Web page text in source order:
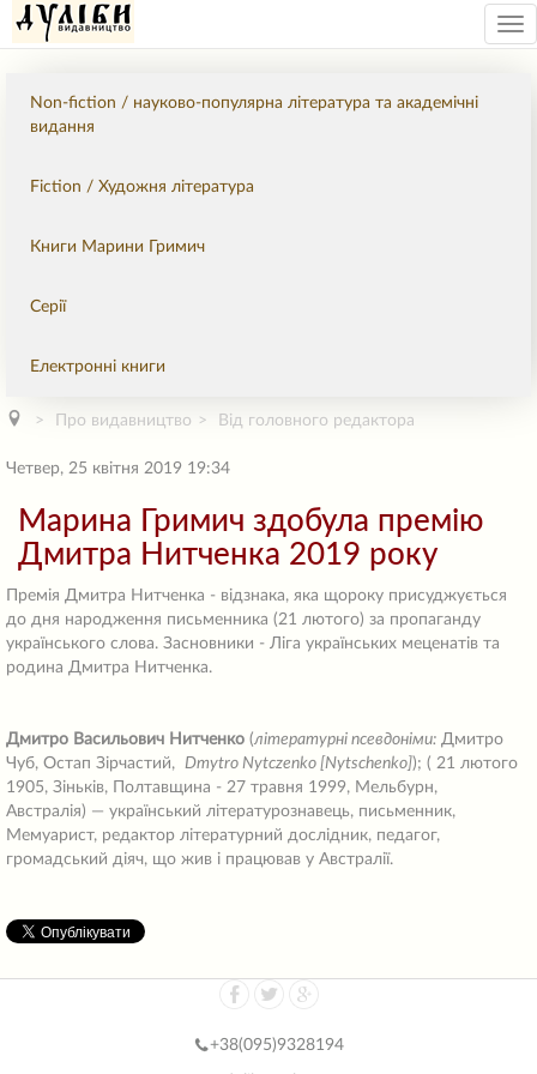
Non-fiction / науково-популярна література та академічні
видання
Fiction / Художня література
Книги Марини Гримич
Серії
Електронні книги
Про видавництво Від головного редактора
Четвер, 25 квітня 2019 19:34
Марина Гримич здобула премію
Дмитра Нитченка 2019 року
Премія Дмитра Нитченка - відзнака, яка щороку присуджується
до дня народження письменника (21 лютого) за пропаганду
українського слова. Засновники - Ліга українських меценатів та
родина Дмитра Нитченка.
Дмитро Васильович Нитченко (літературні псевдоніми: Дмитро
Чуб, Остап Зірчастий, Dmytro Nytczenko [Nytschenko]); ( 21 лютого
1905, Зіньків, Полтавщина - 27 травня 1999, Мельбурн,
Австралія) — український літературознавець, письменник,
Мемуарист, редактор літературний дослідник, педагог,
громадський діяч, що жив і працював у Австралії.
+38(095)9328194